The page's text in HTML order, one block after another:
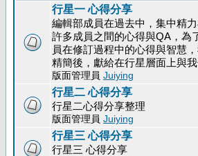
行星一 心得分享
編輯部成員在過去中，集中精
許多成員之間的心得與QA，為
員在修訂過程中的心得與智慧
精簡後，獻給在行星層面上與我
版面管理員 Juiying
行星二 心得分享
行星二心得分享整理
版面管理員 Juiying
行星三 心得分享
行星三 心得分享